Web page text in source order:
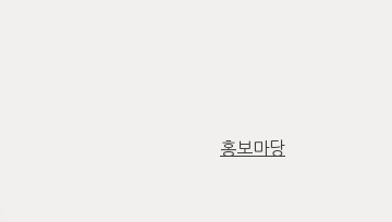
홍보마당